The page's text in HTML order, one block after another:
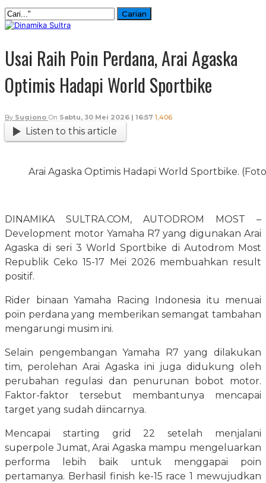
Usai Raih Poin Perdana, Arai Agaska
Optimis Hadapi World Sportbike
By Sugiono On Sabtu, 30 Mei 2026 | 16:57 1,406
Listen to this article
Arai Agaska Optimis Hadapi World Sportbike.
DINAMIKA SULTRA.COM, AUTODROM MOST –
Development motor Yamaha R7 yang digunakan Arai
Agaska di seri 3 World Sportbike di Autodrom Most
Republik Ceko 15-17 Mei 2026 membuahkan result
positif.
Rider binaan Yamaha Racing Indonesia itu menuai
poin perdana yang memberikan semangat tambahan
mengarungi musim ini.
Selain pengembangan Yamaha R7 yang dilakukan
tim, perolehan Arai Agaska ini juga didukung oleh
perubahan regulasi dan penurunan bobot motor.
Faktor-faktor tersebut membantunya mencapai
target yang sudah diincarnya.
Mencapai starting grid 22 setelah menjalani
superpole Jumat, Arai Agaska mampu mengeluarkan
performa lebih baik untuk menggapai poin
pertamanya. Berhasil finish ke-15 race 1 mewujudkan